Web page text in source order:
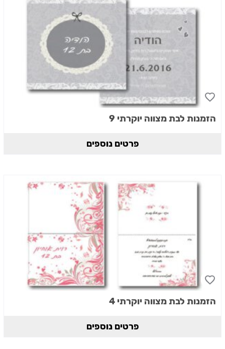
הזמנות לבת מצווה יוקרתי 9
פרטים נוספים
הזמנות לבת מצווה יוקרתי 4
פרטים נוספים